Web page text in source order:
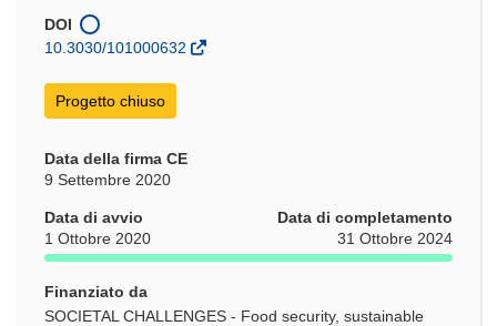
una
nuova
DOI
10.3030/101000632
Progetto chiuso
Data della firma CE
9 Settembre 2020
Data di avvio
1 Ottobre 2020
Data di completamento
31 Ottobre 2024
Finanziato da
SOCIETAL CHALLENGES - Food security, sustainable